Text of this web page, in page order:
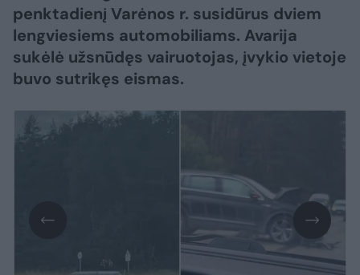
penktadienį Varėnos r. susidūrus dviem
lengviesiems automobiliams. Avarija
sukėlė užsnūdęs vairuotojas, įvykio vietoje
buvo sutrikęs eismas.